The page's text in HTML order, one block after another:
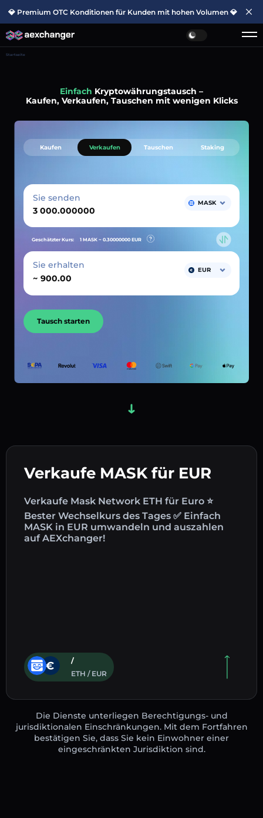
💎 Premium OTC Konditionen für Kunden mit hohen Volumen 💎
Startseite
Einfach Kryptowährungstausch –
Kaufen, Verkaufen, Tauschen mit wenigen Klicks
Verkaufe MASK für EUR
Verkaufe Mask Network ETH für Euro ⭐
Bester Wechselkurs des Tages ✅ Einfach
MASK in EUR umwandeln und auszahlen
auf AEXchanger!
/
ETH / EUR
Kaufen Verkaufen Tauschen Staking
Sie senden MASK
Geschätzter Kurs: 1 MASK ~ 0.30000000 EUR
Sie erhalten
~
EUR
Tausch starten
Die Dienste unterliegen Berechtigungs- und
jurisdiktionalen Einschränkungen. Mit dem Fortfahren
bestätigen Sie, dass Sie kein Einwohner einer
eingeschränkten Jurisdiktion sind.